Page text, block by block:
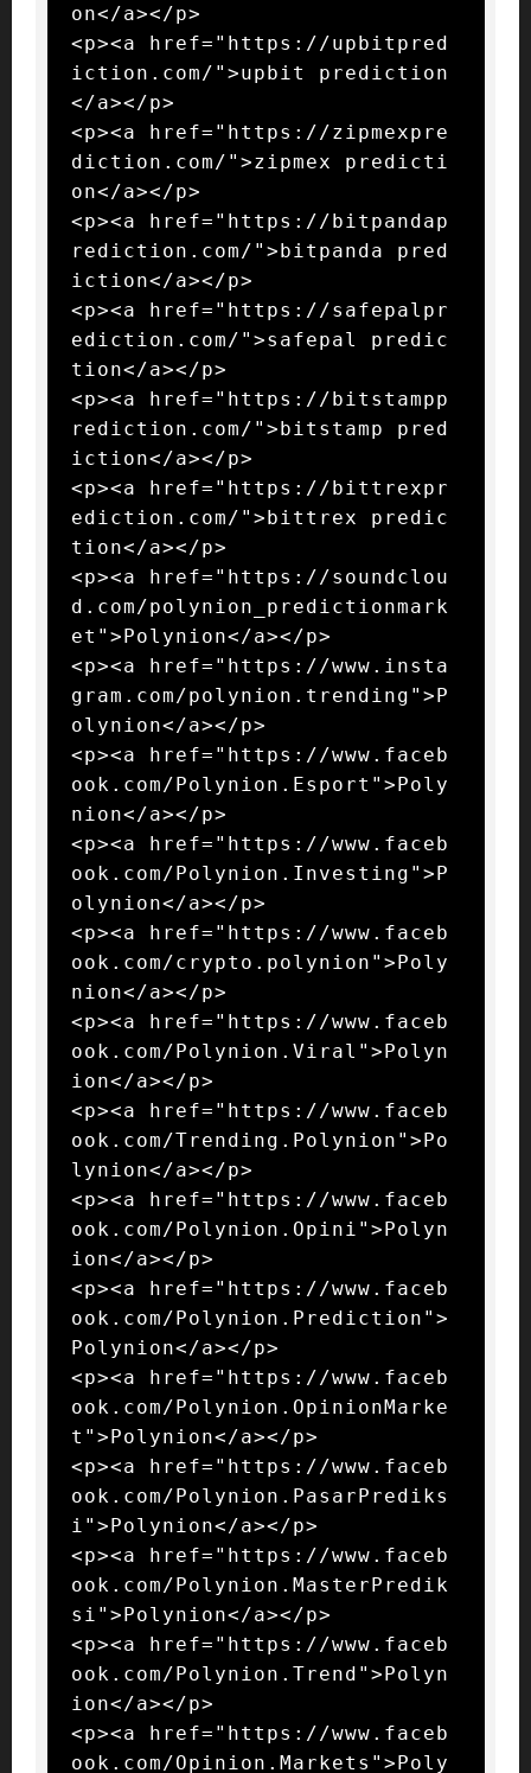
on</a></p>
<p><a href="https://upbitpred
iction.com/">upbit prediction
</a></p>
<p><a href="https://zipmexpre
diction.com/">zipmex predicti
on</a></p>
<p><a href="https://bitpandap
rediction.com/">bitpanda pred
iction</a></p>
<p><a href="https://safepalpr
ediction.com/">safepal predic
tion</a></p>
<p><a href="https://bitstampp
rediction.com/">bitstamp pred
iction</a></p>
<p><a href="https://bittrexpr
ediction.com/">bittrex predic
tion</a></p>
<p><a href="https://soundclou
d.com/polynion_predictionmark
et">Polynion</a></p>
<p><a href="https://www.insta
gram.com/polynion.trending">P
olynion</a></p>
<p><a href="https://www.faceb
ook.com/Polynion.Esport">Poly
nion</a></p>
<p><a href="https://www.faceb
ook.com/Polynion.Investing">P
olynion</a></p>
<p><a href="https://www.faceb
ook.com/crypto.polynion">Poly
nion</a></p>
<p><a href="https://www.faceb
ook.com/Polynion.Viral">Polyn
ion</a></p>
<p><a href="https://www.faceb
ook.com/Trending.Polynion">Po
lynion</a></p>
<p><a href="https://www.faceb
ook.com/Polynion.Opini">Polyn
ion</a></p>
<p><a href="https://www.faceb
ook.com/Polynion.Prediction">
Polynion</a></p>
<p><a href="https://www.faceb
ook.com/Polynion.OpinionMarke
t">Polynion</a></p>
<p><a href="https://www.faceb
ook.com/Polynion.PasarPrediks
i">Polynion</a></p>
<p><a href="https://www.faceb
ook.com/Polynion.MasterPredik
si">Polynion</a></p>
<p><a href="https://www.faceb
ook.com/Polynion.Trend">Polyn
ion</a></p>
<p><a href="https://www.faceb
ook.com/Opinion.Markets">Poly